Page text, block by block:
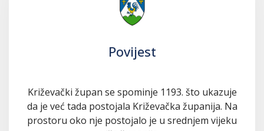
Povijest
Križevački župan se spominje 1193. što ukazuje
da je već tada postojala Križevačka županija. Na
prostoru oko nje postojalo je u srednjem vijeku